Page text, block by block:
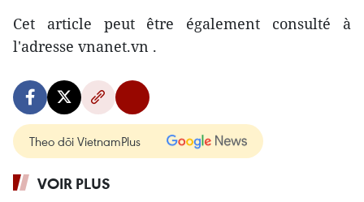
Cet article peut être également consulté à
l'adresse vnanet.vn .
Theo dõi VietnamPlus
VOIR PLUS